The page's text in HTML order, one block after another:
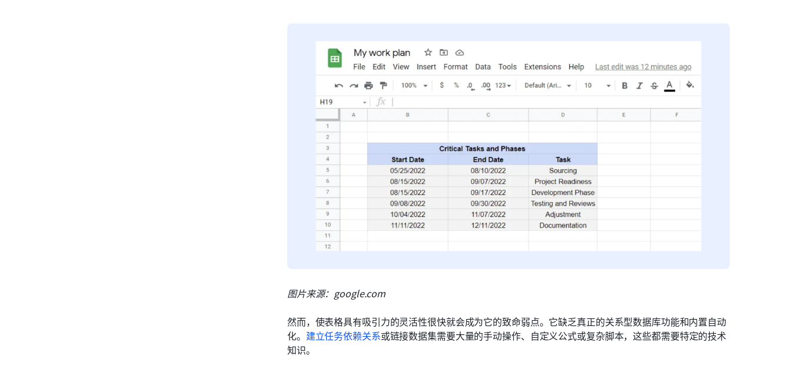
图片来源：google.com
然而，使表格具有吸引力的灵活性很快就会成为它的致命弱点。它缺乏真正的关系型数据库功能和内置自动
化。 建立任务依赖关系或链接数据集需要大量的手动操作、自定义公式或复杂脚本，这些都需要特定的技术
知识。